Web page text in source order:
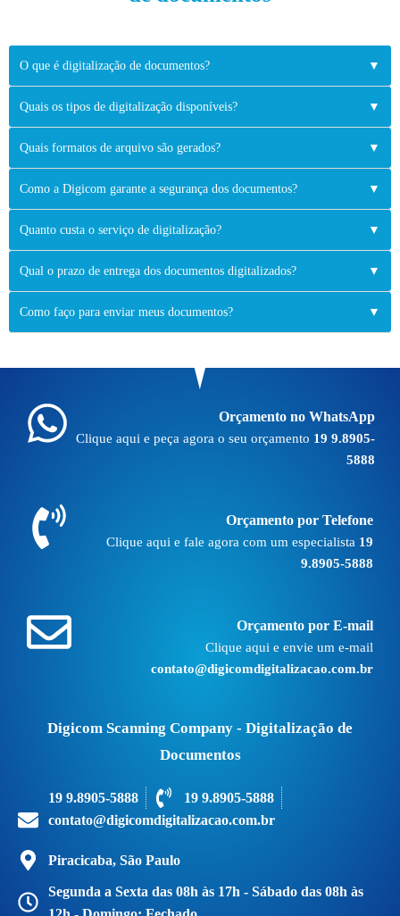
O que é digitalização de documentos? ▼
Quais os tipos de digitalização disponíveis? ▼
Quais formatos de arquivo são gerados? ▼
Como a Digicom garante a segurança dos documentos? ▼
Quanto custa o serviço de digitalização? ▼
Qual o prazo de entrega dos documentos digitalizados? ▼
Como faço para enviar meus documentos? ▼
Orçamento no WhatsApp
Clique aqui e peça agora o seu orçamento 19 9.8905-
5888
Orçamento por Telefone
Clique aqui e fale agora com um especialista 19
9.8905-5888
Orçamento por E-mail
Clique aqui e envie um e-mail
contato@digicomdigitalizacao.com.br
Digicom Scanning Company - Digitalização de
Documentos
19 9.8905-5888
19 9.8905-5888
contato@digicomdigitalizacao.com.br
Piracicaba, São Paulo
Segunda a Sexta das 08h às 17h - Sábado das 08h às